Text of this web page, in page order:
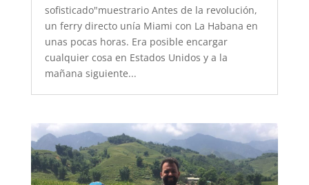
sofisticado"muestrario Antes de la revolución,
un ferry directo unía Miami con La Habana en
unas pocas horas. Era posible encargar
cualquier cosa en Estados Unidos y a la
mañana siguiente...